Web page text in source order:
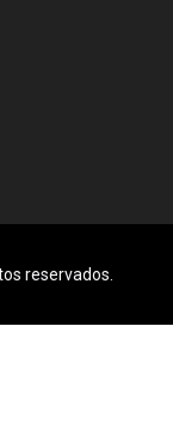
reservados.